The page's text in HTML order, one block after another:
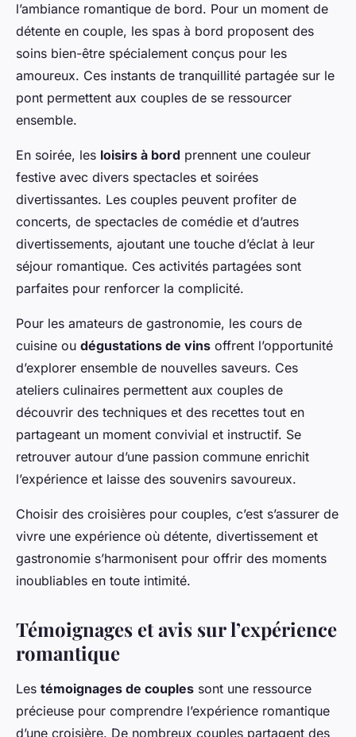
l’ambiance romantique de bord. Pour un moment de
détente en couple, les spas à bord proposent des
soins bien-être spécialement conçus pour les
amoureux. Ces instants de tranquillité partagée sur le
pont permettent aux couples de se ressourcer
ensemble.
En soirée, les loisirs à bord prennent une couleur
festive avec divers spectacles et soirées
divertissantes. Les couples peuvent profiter de
concerts, de spectacles de comédie et d’autres
divertissements, ajoutant une touche d’éclat à leur
séjour romantique. Ces activités partagées sont
parfaites pour renforcer la complicité.
Pour les amateurs de gastronomie, les cours de
cuisine ou dégustations de vins offrent l’opportunité
d’explorer ensemble de nouvelles saveurs. Ces
ateliers culinaires permettent aux couples de
découvrir des techniques et des recettes tout en
partageant un moment convivial et instructif. Se
retrouver autour d’une passion commune enrichit
l’expérience et laisse des souvenirs savoureux.
Choisir des croisières pour couples, c’est s’assurer de
vivre une expérience où détente, divertissement et
gastronomie s’harmonisent pour offrir des moments
inoubliables en toute intimité.
Témoignages et avis sur l’expérience
romantique
Les témoignages de couples sont une ressource
précieuse pour comprendre l’expérience romantique
d’une croisière. De nombreux couples partagent des